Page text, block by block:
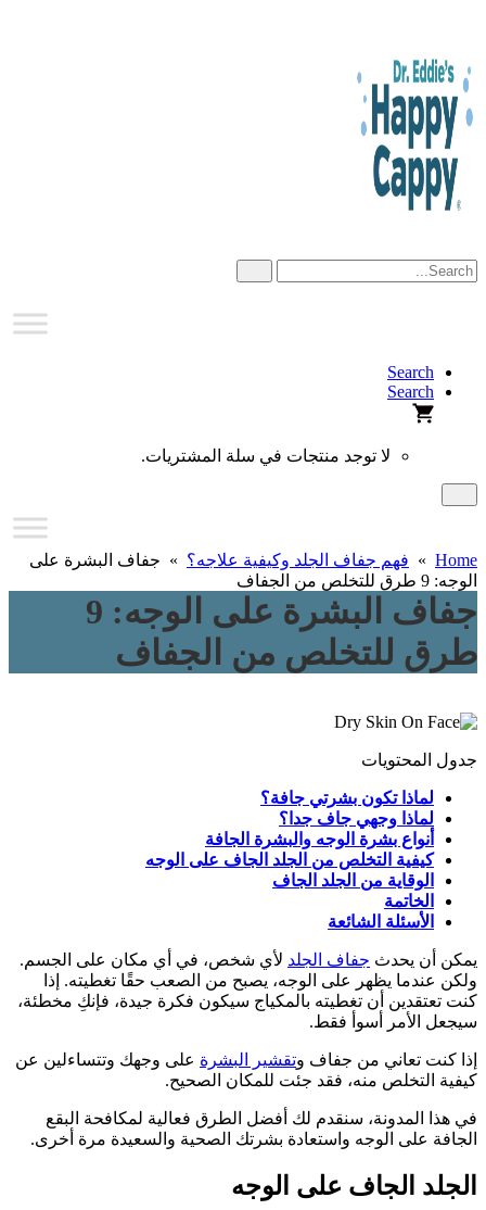
content
Search
Search
لا توجد منتجات في سلة المشتريات.
Home
» فهم جفاف الجلد وكيفية علاجه؟ » جفاف البشرة على
الوجه: 9 طرق للتخلص من الجفاف
جفاف البشرة على الوجه: 9
طرق للتخلص من الجفاف
جدول المحتويات
لماذا تكون بشرتي جافة؟
لماذا وجهي جاف جدا؟
أنواع بشرة الوجه والبشرة الجافة
كيفية التخلص من الجلد الجاف على الوجه
الوقاية من الجلد الجاف
الخاتمة
الأسئلة الشائعة
يمكن أن يحدث جفاف الجلد لأي شخص، في أي مكان على الجسم.
ولكن عندما يظهر على الوجه، يصبح من الصعب حقًا تغطيته. إذا
كنت تعتقدين أن تغطيته بالمكياج سيكون فكرة جيدة، فإنكِ مخطئة،
سيجعل الأمر أسوأ فقط.
إذا كنت تعاني من جفاف وتقشير البشرة على وجهك وتتساءلين عن
كيفية التخلص منه، فقد جئت للمكان الصحيح.
في هذا المدونة، سنقدم لك أفضل الطرق فعالية لمكافحة البقع
الجافة على الوجه واستعادة بشرتك الصحية والسعيدة مرة أخرى.
الجلد الجاف على الوجه